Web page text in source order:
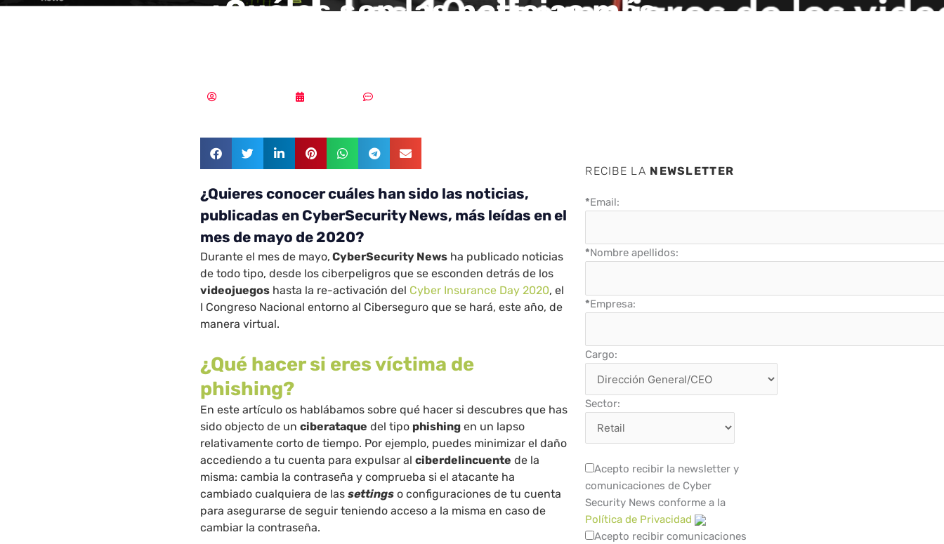
¿Cuáles son las noticias más
¿Quieres conocer cuáles han sido las noticias,
publicadas en CyberSecurity News, más leídas en el
mes de mayo de 2020?
Durante el mes de mayo, CyberSecurity News ha publicado noticias
de todo tipo, desde los ciberpeligros que se esconden detrás de los
videojuegos hasta la re-activación del Cyber Insurance Day 2020, el
I Congreso Nacional entorno al Ciberseguro que se hará, este año, de
manera virtual.
¿Qué hacer si eres víctima de
phishing?
En este artículo os hablábamos sobre qué hacer si descubres que has
sido objecto de unciberataque del tipo phishing en un lapso
relativamente corto de tiempo. Por ejemplo, puedes minimizar el daño
accediendo a tu cuenta para expulsar alciberdelincuente de la
misma: cambia la contraseña y comprueba si el atacante ha
cambiado cualquiera de lassettings o configuraciones de tu cuenta
para asegurarse de seguir teniendo acceso a la misma en caso de
cambiar la contraseña.
RECIBE LA NEWSLETTER
*Email:
*Nombre apellidos:
*Empresa:
Cargo:
Sector:
Acepto recibir la newsletter y
comunicaciones de Cyber
Security News conforme a la
Política de Privacidad
Acepto recibir comunicaciones